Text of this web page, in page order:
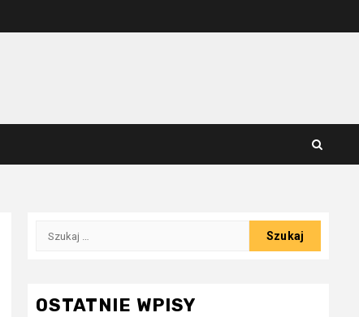
Szukaj:
OSTATNIE WPISY